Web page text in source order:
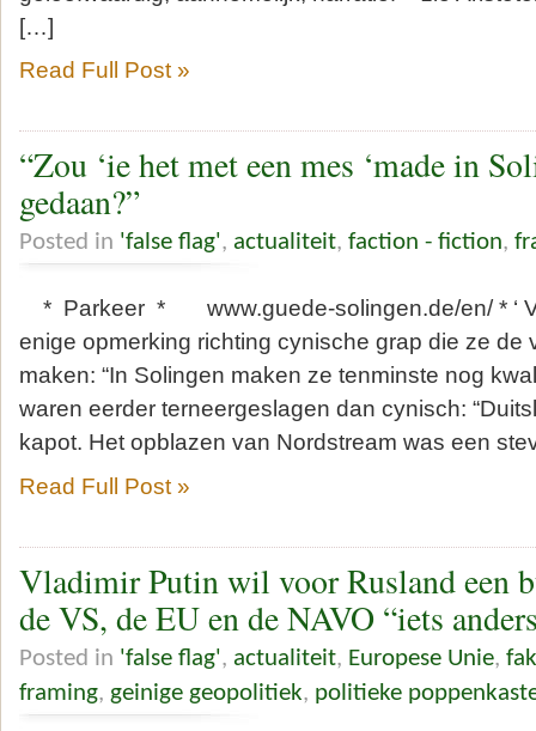
[…]
Read Full Post »
“Zou ‘ie het met een mes ‘made in
gedaan?”
Posted in 'false flag', actualiteit, faction - fiction,
* Parkeer * www.guede-solingen.de/en/ * ‘
enige opmerking richting cynische grap die ze de
maken: “In Solingen maken ze tenminste nog
waren eerder terneergeslagen dan cynisch:
kapot. Het opblazen van Nordstream was een
Read Full Post »
Vladimir Putin wil voor Rusland een
de VS, de EU en de NAVO “iets
Posted in 'false flag', actualiteit, Europese Unie,
framing, geinige geopolitiek, politieke